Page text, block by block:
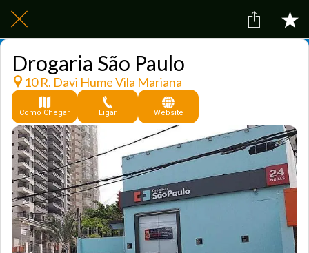
Drogaria São Paulo
10 R. Davi Hume Vila Mariana
Como Chegar Ligar Website